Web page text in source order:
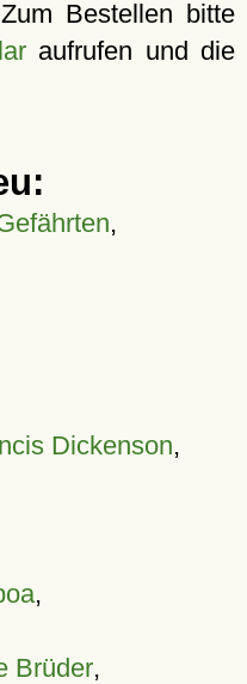
Bestellen bitte
aufrufen und die
,
Dickenson,
,
Brüder,